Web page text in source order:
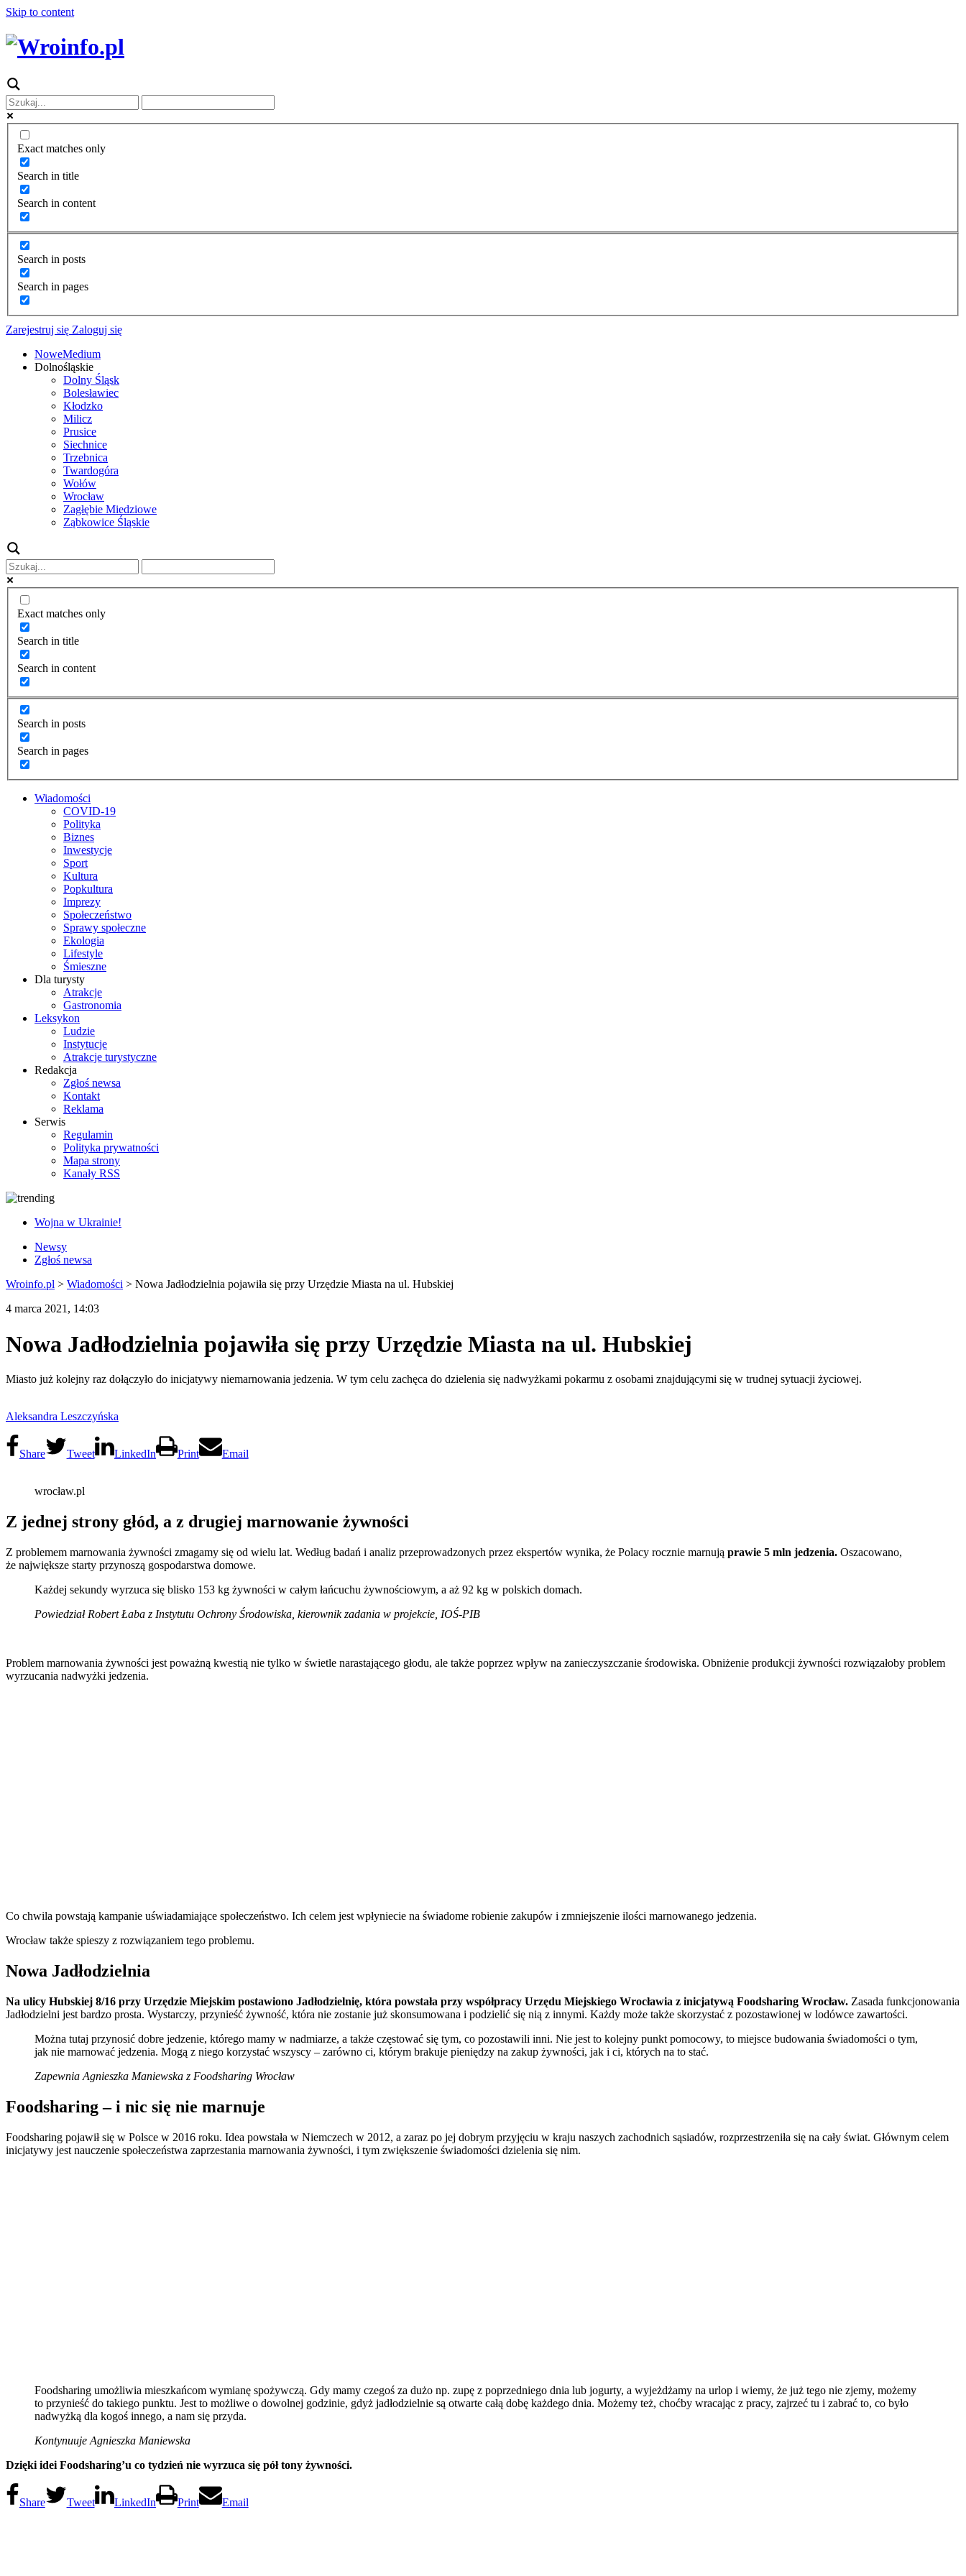
Skip to content
Exact matches only
Search in title
Search in content
Search in posts
Search in pages
Zarejestruj się Zaloguj się
NoweMedium
Dolnośląskie
Dolny Śląsk
Bolesławiec
Kłodzko
Milicz
Prusice
Siechnice
Trzebnica
Twardogóra
Wołów
Wrocław
Zagłębie Miedziowe
Ząbkowice Śląskie
Exact matches only
Search in title
Search in content
Search in posts
Search in pages
Wiadomości
COVID-19
Polityka
Biznes
Inwestycje
Sport
Kultura
Popkultura
Imprezy
Społeczeństwo
Sprawy społeczne
Ekologia
Lifestyle
Śmieszne
Dla turysty
Atrakcje
Gastronomia
Leksykon
Ludzie
Instytucje
Atrakcje turystyczne
Redakcja
Zgłoś newsa
Kontakt
Reklama
Serwis
Regulamin
Polityka prywatności
Mapa strony
Kanały RSS
Wojna w Ukrainie!
Newsy
Zgłoś newsa
Wroinfo.pl > Wiadomości > Nowa Jadłodzielnia pojawiła się przy Urzędzie Miasta na ul. Hubskiej
4 marca 2021, 14:03
Nowa Jadłodzielnia pojawiła się przy Urzędzie Miasta na ul. Hubskiej
Miasto już kolejny raz dołączyło do inicjatywy niemarnowania jedzenia. W tym celu zachęca do dzielenia się nadwyżkami pokarmu z osobami znajdującymi się w trudnej sytuacji życiowej.
Aleksandra Leszczyńska
Share Tweet LinkedIn Print Email
wrocław.pl
Z jednej strony głód, a z drugiej marnowanie żywności
Z problemem marnowania żywności zmagamy się od wielu lat. Według badań i analiz przeprowadzonych przez ekspertów wynika, że Polacy rocznie marnują prawie 5 mln jedzenia. Oszacowano,
że największe starty przynoszą gospodarstwa domowe.
Każdej sekundy wyrzuca się blisko 153 kg żywności w całym łańcuchu żywnościowym, a aż 92 kg w polskich domach.
Powiedział Robert Łaba z Instytutu Ochrony Środowiska, kierownik zadania w projekcie, IOŚ-PIB
Problem marnowania żywności jest poważną kwestią nie tylko w świetle narastającego głodu, ale także poprzez wpływ na zanieczyszczanie środowiska. Obniżenie produkcji żywności rozwiązałoby problem
wyrzucania nadwyżki jedzenia.
Co chwila powstają kampanie uświadamiające społeczeństwo. Ich celem jest wpłyniecie na świadome robienie zakupów i zmniejszenie ilości marnowanego jedzenia.
Wrocław także spieszy z rozwiązaniem tego problemu.
Nowa Jadłodzielnia
Na ulicy Hubskiej 8/16 przy Urzędzie Miejskim postawiono Jadłodzielnię, która powstała przy współpracy Urzędu Miejskiego Wrocławia z inicjatywą Foodsharing Wrocław. Zasada funkcjonowania
Jadłodzielni jest bardzo prosta. Wystarczy, przynieść żywność, która nie zostanie już skonsumowana i podzielić się nią z innymi. Każdy może także skorzystać z pozostawionej w lodówce zawartości.
Można tutaj przynosić dobre jedzenie, którego mamy w nadmiarze, a także częstować się tym, co pozostawili inni. Nie jest to kolejny punkt pomocowy, to miejsce budowania świadomości o tym,
jak nie marnować jedzenia. Mogą z niego korzystać wszyscy – zarówno ci, którym brakuje pieniędzy na zakup żywności, jak i ci, których na to stać.
Zapewnia Agnieszka Maniewska z Foodsharing Wrocław
Foodsharing – i nic się nie marnuje
Foodsharing pojawił się w Polsce w 2016 roku. Idea powstała w Niemczech w 2012, a zaraz po jej dobrym przyjęciu w kraju naszych zachodnich sąsiadów, rozprzestrzeniła się na cały świat. Głównym celem
inicjatywy jest nauczenie społeczeństwa zaprzestania marnowania żywności, i tym zwiększenie świadomości dzielenia się nim.
Foodsharing umożliwia mieszkańcom wymianę spożywczą. Gdy mamy czegoś za dużo np. zupę z poprzedniego dnia lub jogurty, a wyjeżdżamy na urlop i wiemy, że już tego nie zjemy, możemy
to przynieść do takiego punktu. Jest to możliwe o dowolnej godzinie, gdyż jadłodzielnie są otwarte całą dobę każdego dnia. Możemy też, choćby wracając z pracy, zajrzeć tu i zabrać to, co było
nadwyżką dla kogoś innego, a nam się przyda.
Kontynuuje Agnieszka Maniewska
Dzięki idei Foodsharing’u co tydzień nie wyrzuca się pół tony żywności.
Share Tweet LinkedIn Print Email